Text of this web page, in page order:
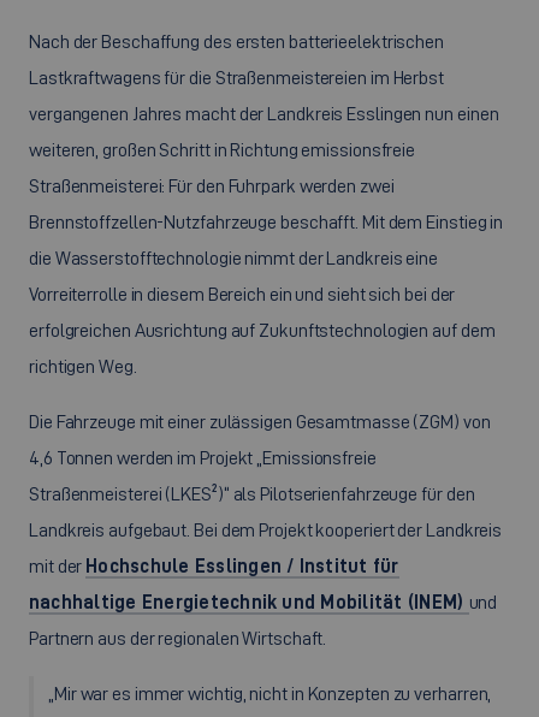
Nach der Beschaffung des ersten batterieelektrischen
Lastkraftwagens für die Straßenmeistereien im Herbst
vergangenen Jahres macht der Landkreis Esslingen nun einen
weiteren, großen Schritt in Richtung emissionsfreie
Straßenmeisterei: Für den Fuhrpark werden zwei
Brennstoffzellen-Nutzfahrzeuge beschafft. Mit dem Einstieg in
die Wasserstofftechnologie nimmt der Landkreis eine
Vorreiterrolle in diesem Bereich ein und sieht sich bei der
erfolgreichen Ausrichtung auf Zukunftstechnologien auf dem
richtigen Weg.
Die Fahrzeuge mit einer zulässigen Gesamtmasse (ZGM) von
4,6 Tonnen werden im Projekt „Emissionsfreie
Straßenmeisterei (LKES²)“ als Pilotserienfahrzeuge für den
Landkreis aufgebaut. Bei dem Projekt kooperiert der Landkreis
mit der Hochschule Esslingen / Institut für
nachhaltige Energietechnik und Mobilität (INEM) und
Partnern aus der regionalen Wirtschaft.
„Mir war es immer wichtig, nicht in Konzepten zu verharren,